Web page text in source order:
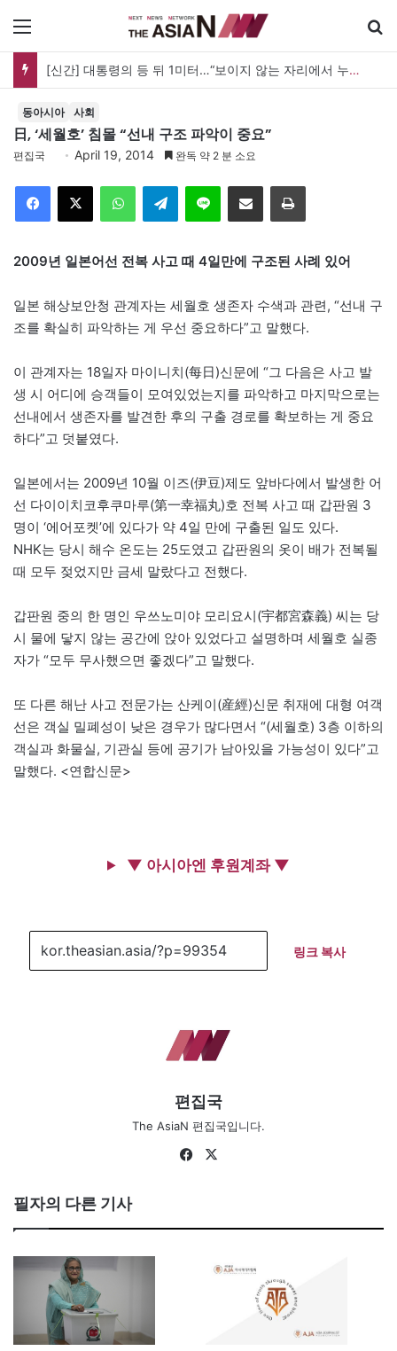
[신간] 대통령의 등 뒤 1미터…“보이지 않는 자리에서 누구를 지킨다는 것”
동아시아 사회
日, ‘세월호’ 침몰 “선내 구조 파악이 중요”
편집국 April 19, 2014 완독 약 2 분 소요
Telegram 이메일
2009년 일본어선 전복 사고 때 4일만에 구조된 사례 있어
일본 해상보안청 관계자는 세월호 생존자 수색과 관련, “선내 구
조를 확실히 파악하는 게 우선 중요하다”고 말했다.
이 관계자는 18일자 마이니치(每日)신문에 “그 다음은 사고 발
생 시 어디에 승객들이 모여있었는지를 파악하고 마지막으로는
선내에서 생존자를 발견한 후의 구출 경로를 확보하는 게 중요
하다”고 덧붙였다.
일본에서는 2009년 10월 이즈(伊豆)제도 앞바다에서 발생한 어
선 다이이치코후쿠마루(第一幸福丸)호 전복 사고 때 갑판원 3
명이 ‘에어포켓’에 있다가 약 4일 만에 구출된 일도 있다.
NHK는 당시 해수 온도는 25도였고 갑판원의 옷이 배가 전복될
때 모두 젖었지만 금세 말랐다고 전했다.
갑판원 중의 한 명인 우쓰노미야 모리요시(宇都宮森義) 씨는 당
시 물에 닿지 않는 공간에 앉아 있었다고 설명하며 세월호 실종
자가 “모두 무사했으면 좋겠다”고 말했다.
또 다른 해난 사고 전문가는 산케이(産經)신문 취재에 대형 여객
선은 객실 밀폐성이 낮은 경우가 많다면서 “(세월호) 3층 이하의
객실과 화물실, 기관실 등에 공기가 남아있을 가능성이 있다”고
말했다. <연합신문>
▼ 아시아엔 후원계좌 ▼
링크 복사
편집국
The AsiaN 편집국입니다.
Fa
필자의 다른 기사